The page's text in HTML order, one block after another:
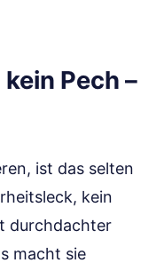
Pech –
ist das selten
kein
durchdachter
macht sie